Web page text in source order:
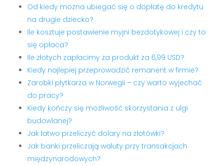
Od kiedy można ubiegać się o dopłatę do kredytu
na drugie dziecko?
Ile kosztuje postawienie myjni bezdotykowej i czy to
się opłaca?
Ile złotych zapłacimy za produkt za 6,99 USD?
Kiedy najlepiej przeprowadzić remanent w firmie?
Zarobki płytkarza w Norwegii – czy warto wyjechać
do pracy?
Kiedy kończy się możliwość skorzystania z ulgi
budowlanej?
Jak łatwo przeliczyć dolary na złotówki?
Jak banki przeliczają waluty przy transakcjach
międzynarodowych?